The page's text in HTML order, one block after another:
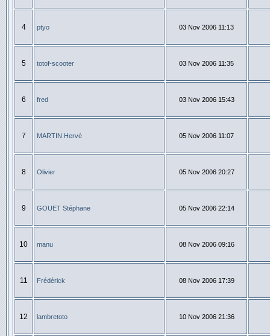
4 ptyo 03 Nov 2006 11:13
5 totof-scooter 03 Nov 2006 11:35
6 fred 03 Nov 2006 15:43
7 MARTIN Hervé 05 Nov 2006 11:07
8 Olivier 05 Nov 2006 20:27
9 GOUET Stéphane 05 Nov 2006 22:14
10 manu 08 Nov 2006 09:16
11 Frédérick 08 Nov 2006 17:39
12 lambretoto 10 Nov 2006 21:36